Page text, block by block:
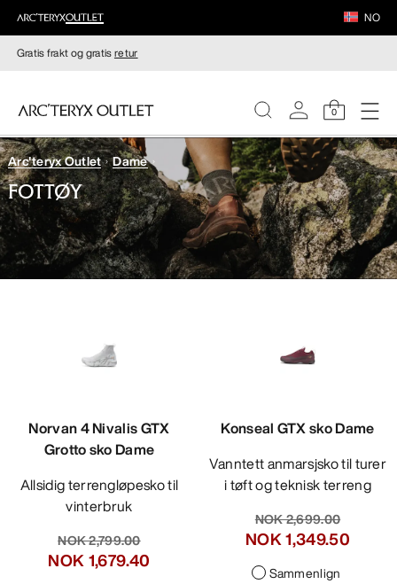
NO
Gratis frakt og gratisretur
0
DAMER
HERRER
Arc'teryx Outlet Dame
FOTTØY
Norvan 4 Nivalis GTX
Grotto sko Dame
Allsidig terrengløpesko til
vinterbruk
NOK 2,799.00
NOK 1,679.40
Konseal GTX sko Dame
Vanntett anmarsjsko til turer
i tøft og teknisk terreng
NOK 2,699.00
NOK 1,349.50
Sammenlign